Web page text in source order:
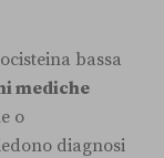
bassa
mediche
o
diagnosi